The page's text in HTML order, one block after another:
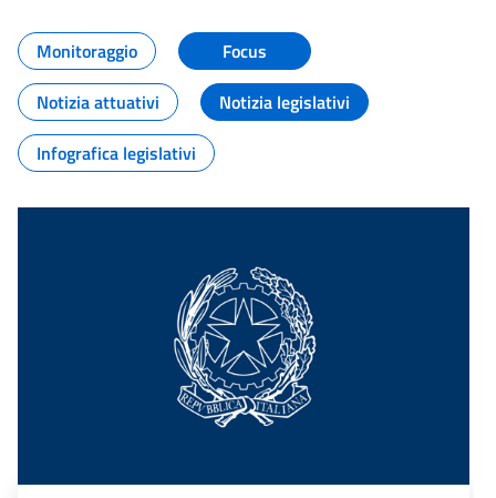
Tutti i contenuti della pagina
Monitoraggio
Focus
Notizia attuativi
Notizia legislativi
Infografica legislativi